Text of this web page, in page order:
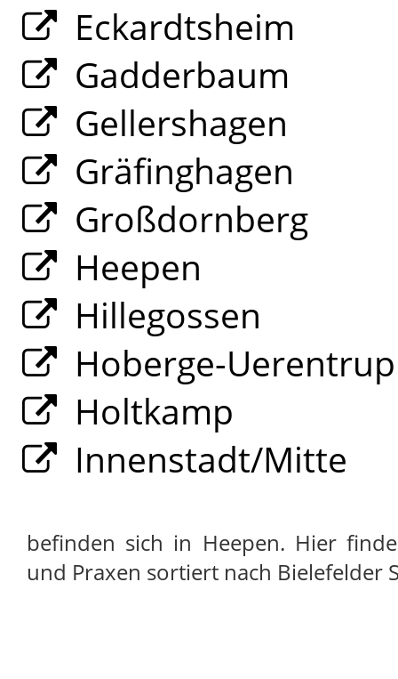
Eckardtsheim
Gadderbaum
Gellershagen
Gräfinghagen
Großdornberg
Heepen
Hillegossen
Hoberge-Uerentrup
Holtkamp
Innenstadt/Mitte
befinden sich in Heepen. Hier
und Praxen sortiert nach Bielefelder